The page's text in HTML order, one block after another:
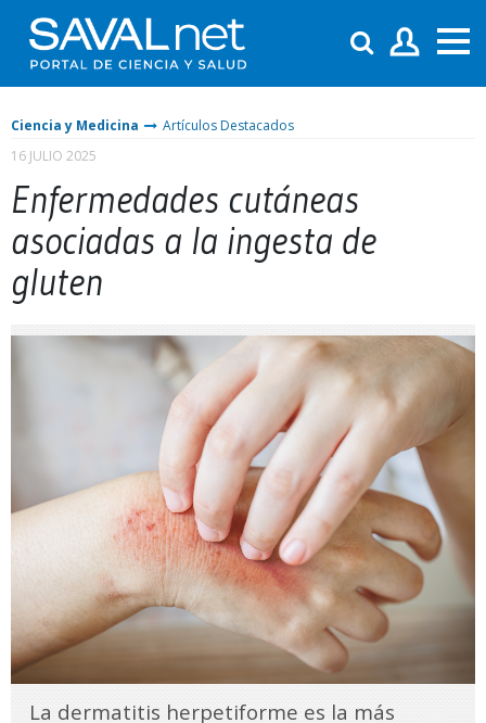
Ciencia y Medicina
Artículos Destacados
16 JULIO 2025
Enfermedades cutáneas
asociadas a la ingesta de
gluten
La dermatitis herpetiforme es la más